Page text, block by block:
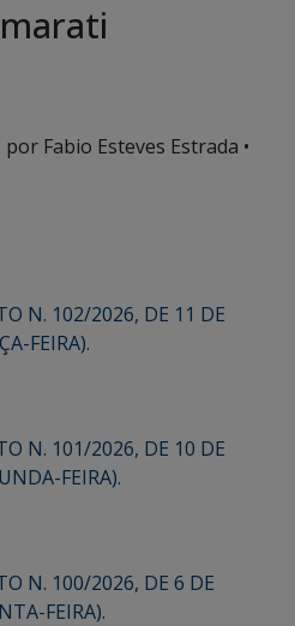
por Fabio Esteves Estrada •
N. 102/2026, DE 11 DE
FEIRA).
N. 101/2026, DE 10 DE
FEIRA).
N. 100/2026, DE 6 DE
FEIRA).